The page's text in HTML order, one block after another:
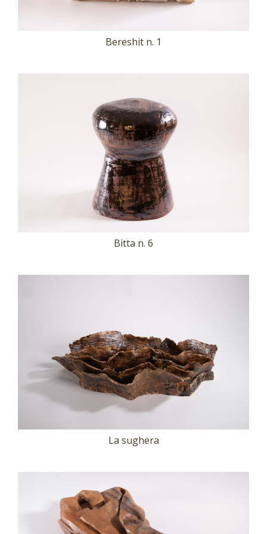
Bereshit n. 1
Bitta n. 6
La sughera